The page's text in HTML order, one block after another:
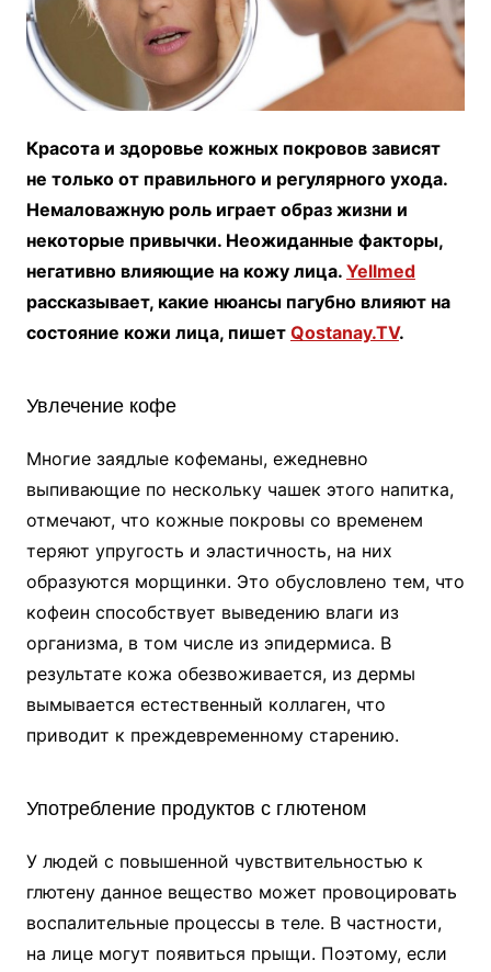
Красота и здоровье кожных покровов зависят
не только от правильного и регулярного ухода.
Немаловажную роль играет образ жизни и
некоторые привычки. Неожиданные факторы,
негативно влияющие на кожу лица. Yellmed
рассказывает, какие нюансы пагубно влияют на
состояние кожи лица, пишет Qostanay.TV.
Увлечение кофе
Многие заядлые кофеманы, ежедневно
выпивающие по нескольку чашек этого напитка,
отмечают, что кожные покровы со временем
теряют упругость и эластичность, на них
образуются морщинки. Это обусловлено тем, что
кофеин способствует выведению влаги из
организма, в том числе из эпидермиса. В
результате кожа обезвоживается, из дермы
вымывается естественный коллаген, что
приводит к преждевременному старению.
Употребление продуктов с глютеном
У людей с повышенной чувствительностью к
глютену данное вещество может провоцировать
воспалительные процессы в теле. В частности,
на лице могут появиться прыщи. Поэтому, если